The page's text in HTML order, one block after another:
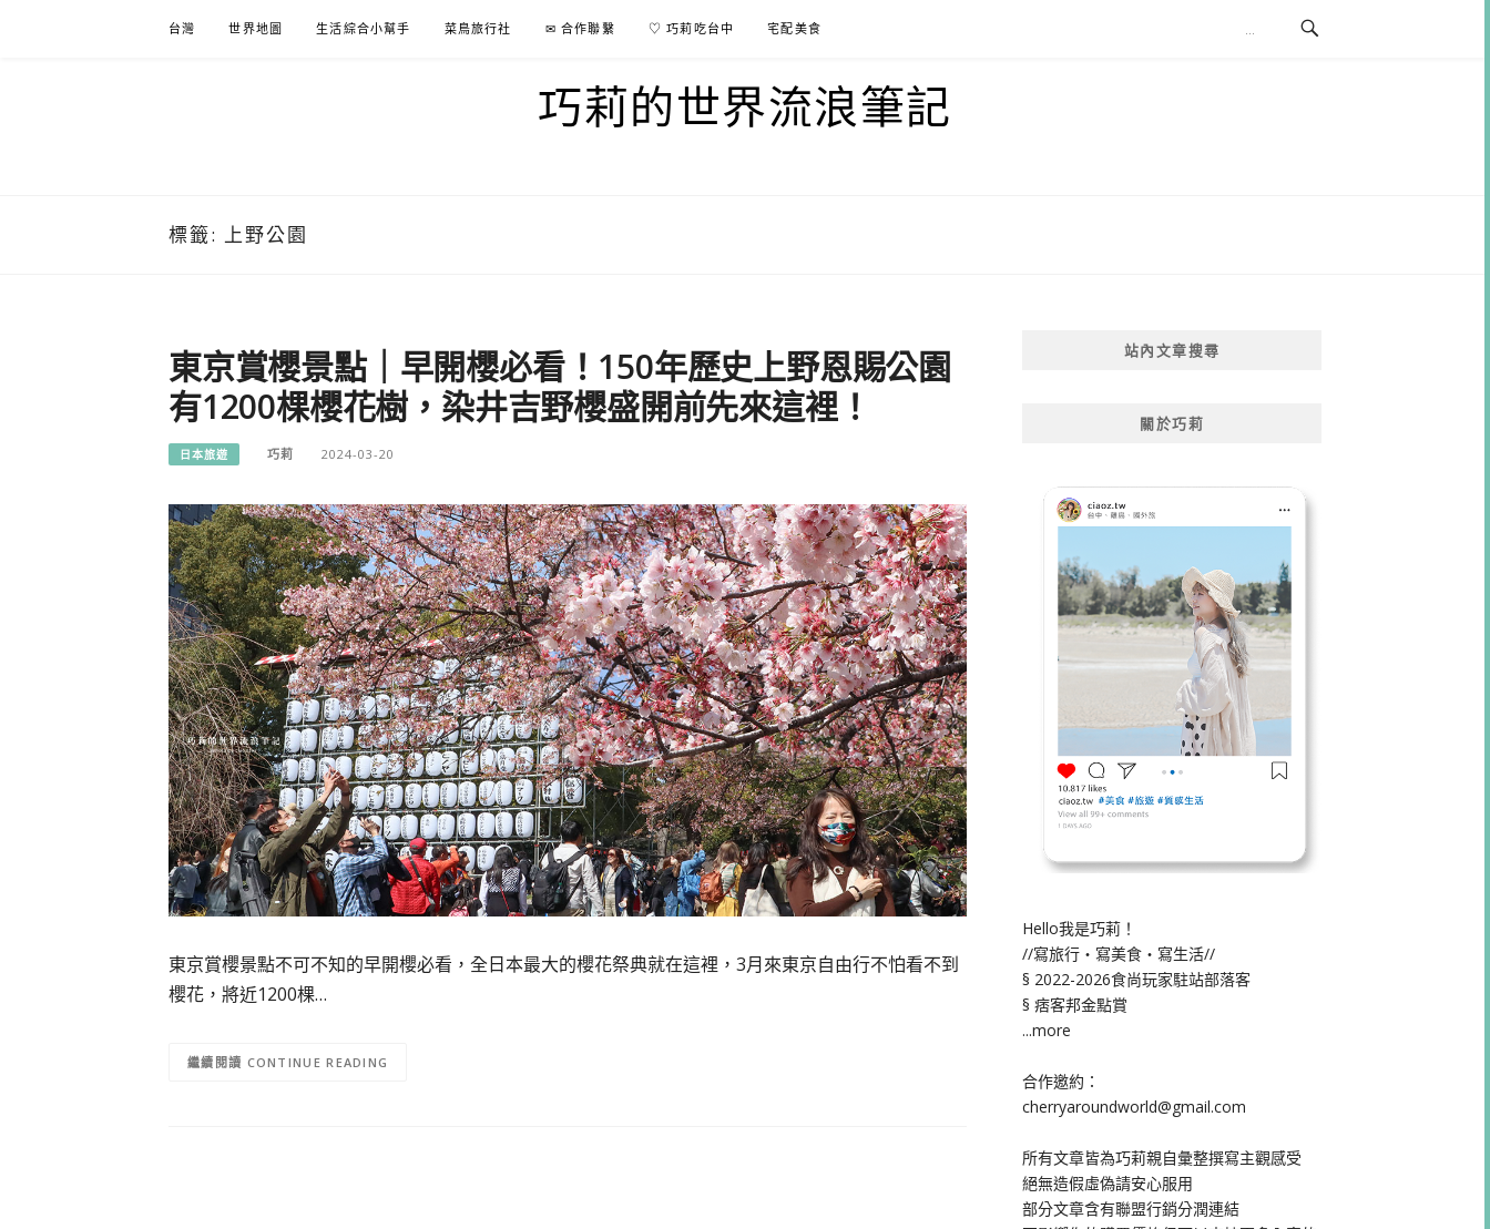
台灣 世界地圖 生活綜合小幫手 菜鳥旅行社 ✉ 合作聯繫 ♡ 巧莉吃台中 宅配美食
巧莉的世界流浪筆記
標籤: 上野公園
東京賞櫻景點｜早開櫻必看！150年歷史上野恩賜公園
有1200棵櫻花樹，染井吉野櫻盛開前先來這裡！
日本旅遊 巧莉 2024-03-20
東京賞櫻景點不可不知的早開櫻必看，全日本最大的櫻花祭典就在這裡，3月來東京自由行不怕看不到
櫻花，將近1200棵…
CONTINUE READING
站內文章搜尋
關於巧莉
Hello我是巧莉！
//寫旅行・寫美食・寫生活//
§ 2022-2026食尚玩家駐站部落客
§ 痞客邦金點賞
...more
合作邀約：
cherryaroundworld@gmail.com
所有文章皆為巧莉親自彙整撰寫主觀感受
絕無造假虛偽請安心服用
部分文章含有聯盟行銷分潤連結